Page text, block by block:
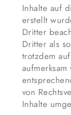
Inhalte auf
erstellt
Dritter
Dritter als
trotzdem
von
Inhalte